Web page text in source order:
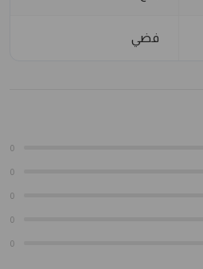
فضي
0
0
0
0
0